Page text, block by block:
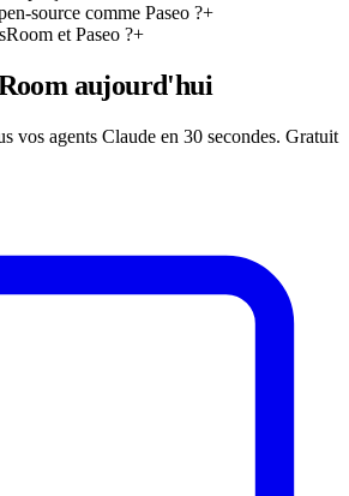
source comme Paseo ?+
et Paseo ?+
aujourd'hui
vos agents Claude en 30 secondes. Gratuit